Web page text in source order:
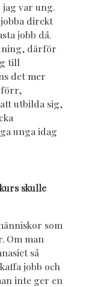
var ung.
direkt
jobb då.
därför
till
det mer
förr,
utbilda sig,
unga idag
skulle
som
Om man
så
jobb och
inte ger en